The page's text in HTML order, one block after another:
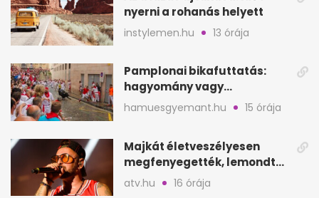
nyerni a rohanás helyett
instylemen.hu 13 órája
Pamplonai bikafuttatás:
hagyomány vagy
értelmetlen vérontás?
hamuesgyemant.hu 15 órája
Majkát életveszélyesen
megfenyegették, lemondta
a sepsiszentgyörgyi
atv.hu 16 órája